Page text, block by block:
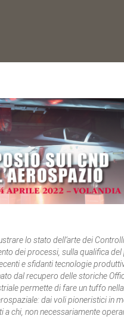
lo stato dell’arte dei
dei processi, sulla qualifica
e sfidanti tecnologie
dal recupero delle storiche
permette di fare un tuffo
dai voli pioneristici in
a chi, non necessariamente